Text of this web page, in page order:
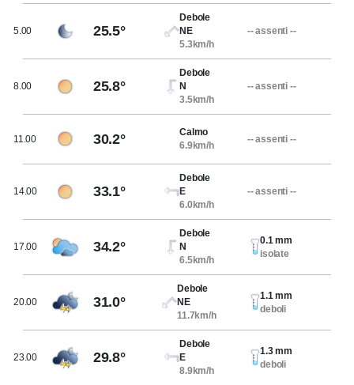
5.00 25.5°
Debole
NE
5.3km/h
-- assenti --
8.00 25.8°
Debole
N
3.5km/h
-- assenti --
11.00 30.2°
Calmo
6.9km/h
-- assenti --
14.00 33.1°
Debole
E
6.0km/h
-- assenti --
17.00 34.2°
Debole
N
6.5km/h
0.1 mm
isolate
20.00 31.0°
Debole
NE
11.7km/h
1.1 mm
deboli
23.00 29.8°
Debole
E
8.9km/h
1.3 mm
deboli